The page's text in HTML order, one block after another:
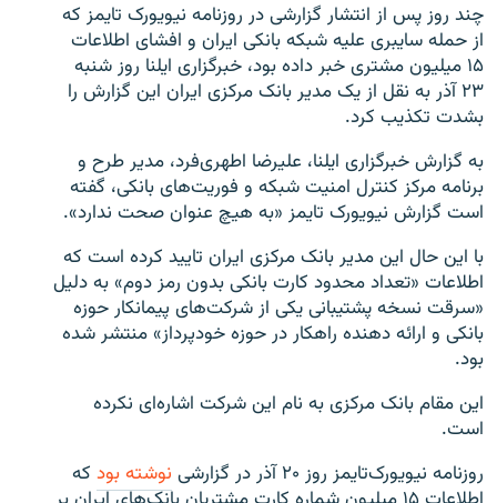
چند روز پس از انتشار گزارشی در روزنامه نیویورک تایمز که
از حمله سایبری علیه شبکه بانکی ایران و افشای اطلاعات
۱۵ میلیون مشتری خبر داده بود، خبرگزاری ایلنا روز شنبه
۲۳ آذر به نقل از یک مدیر بانک مرکزی ایران این گزارش را
بشدت تکذیب کرد.
به گزارش خبرگزاری ایلنا، علیرضا اطهری‌فرد، مدیر طرح و
برنامه مرکز کنترل امنیت شبکه و فوریت‌های بانکی، گفته
است گزارش نیویورک تایمز «به هیچ عنوان صحت ندارد».
با این حال این مدیر بانک مرکزی ایران تایید کرده است که
اطلاعات «تعداد محدود کارت بانکی بدون رمز دوم» به دلیل
«سرقت نسخه پشتیبانی یکی از شرکت‌های پیمانکار حوزه
بانکی و ارائه دهنده راهکار در حوزه خودپرداز» منتشر شده
بود.
این مقام بانک مرکزی به نام این شرکت اشاره‌ای نکرده
است.
روزنامه نیویورک‌تایمز روز ۲۰ آذر در گزارشی
نوشته بود که